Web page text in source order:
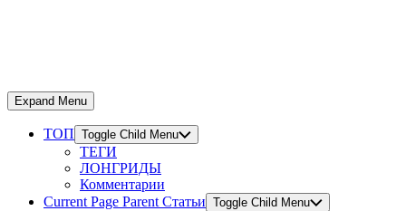
Expand Menu
ТОП Toggle Child Menu
ТЕГИ
ЛОНГРИДЫ
Комментарии
Current Page Parent Статьи Toggle Child Menu